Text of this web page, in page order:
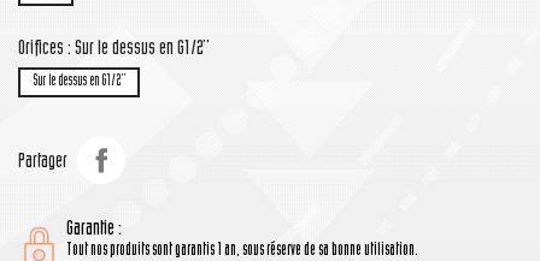
Orifices : Sur le dessus en G1/2''
Sur le dessus en G1/2''
Partager
Garantie :
Tout nos produits sont garantis 1 an, sous réserve de sa bonne utilisation.